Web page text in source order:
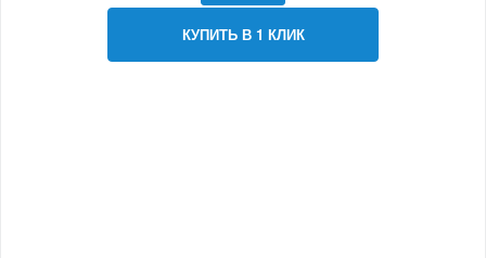
КУПИТЬ В 1 КЛИК